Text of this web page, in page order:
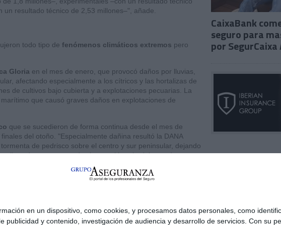
en un dispositivo, como cookies, y procesamos datos personales, como
y contenido, investigación de audiencia y desarrollo de servicios. Con su
resultado técnico de 2,53 millones–", añade.
todo tipo de fenómenos climáticos extremos pero
Gloria en el mes de enero, que provocó daños por lluvias,
afectando especialmente a los cítricos y las hortalizas de
de cultivos bajo cubierta y a explotaciones pecuarias. La
que causó graves daños en explotaciones de
que se sucedieron de forma continua desde el mes de
del otoño. "Especialmente dañina resultó la DANA
de pedrisco sobre el centro y sur peninsular, dejando
de verano, uva de vino y cultivos herbáceos de
año se atendieron más de1,6 millones de siniestros
agrícolas y cerca de 92.744 a ganaderas, a lo que se
retirada y destrucción de animales muertos en la
CaixaBank
seguro para
por SegurCaixa